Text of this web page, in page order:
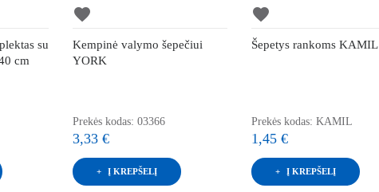
su
cm
favorite
Kempinė valymo šepečiui
YORK
Prekės kodas: 03366
3,33 €
Į KREPŠELĮ
favorite
Šepetys rankoms KAMIL
Prekės kodas: KAMIL
1,45 €
Į KREPŠELĮ